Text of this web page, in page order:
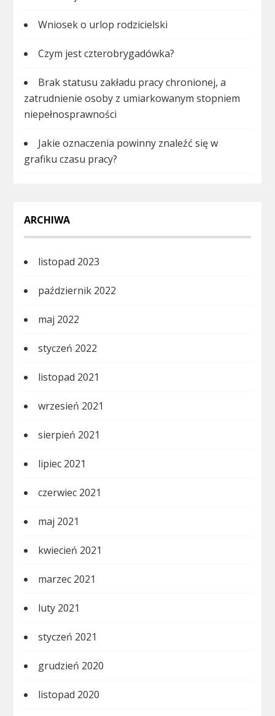
Wniosek o urlop rodzicielski
Czym jest czterobrygadówka?
Brak statusu zakładu pracy chronionej, a
zatrudnienie osoby z umiarkowanym stopniem
niepełnosprawności
Jakie oznaczenia powinny znaleźć się w
grafiku czasu pracy?
ARCHIWA
listopad 2023
październik 2022
maj 2022
styczeń 2022
listopad 2021
wrzesień 2021
sierpień 2021
lipiec 2021
czerwiec 2021
maj 2021
kwiecień 2021
marzec 2021
luty 2021
styczeń 2021
grudzień 2020
listopad 2020